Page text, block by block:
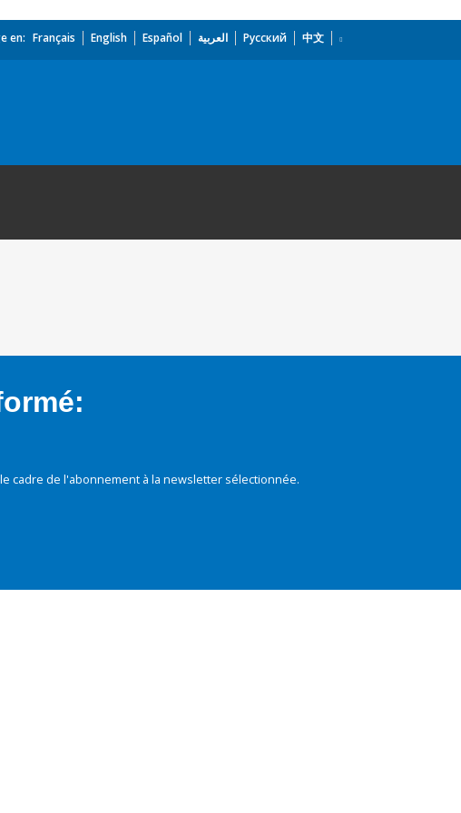
en: Français English Español العربية Русский 中文
cadre de l'abonnement à la newsletter sélectionnée.